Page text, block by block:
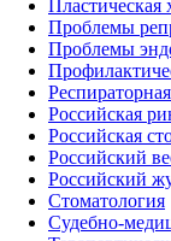
Проблемы
Проблемы
Российская
Российская
Российский
Российский
Стоматология
Судебно-